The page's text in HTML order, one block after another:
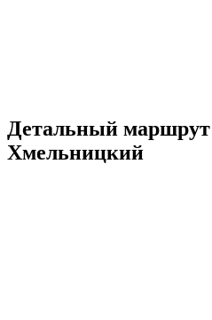
Детальный маршрут
Хмельницкий